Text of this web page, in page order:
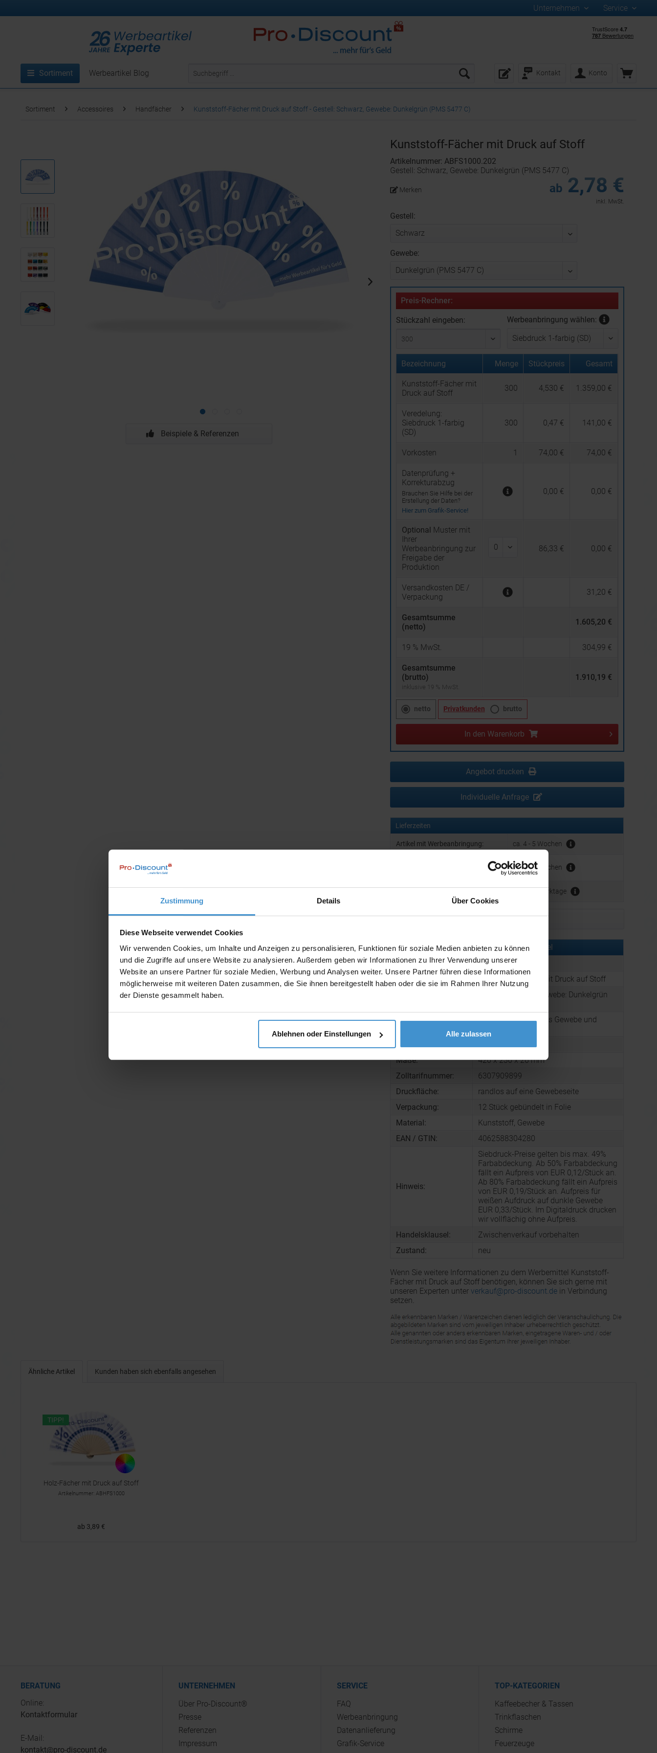
Zustimmung Details Über Cookies
Diese Webseite verwendet Cookies
Wir verwenden Cookies, um Inhalte und Anzeigen zu personalisieren, Funktionen für soziale Medien anbieten zu können
und die Zugriffe auf unsere Website zu analysieren. Außerdem geben wir Informationen zu Ihrer Verwendung unserer
Website an unsere Partner für soziale Medien, Werbung und Analysen weiter. Unsere Partner führen diese Informationen
möglicherweise mit weiteren Daten zusammen, die Sie ihnen bereitgestellt haben oder die sie im Rahmen Ihrer Nutzung
der Dienste gesammelt haben.
Ablehnen oder Einstellungen Alle zulassen
Unternehmen Service
Kontakt Konto
Sortiment Werbeartikel Blog
Sortiment Accessoires Handfächer Kunststoff-Fächer mit Druck auf Stoff - Gestell: Schwarz, Gewebe: Dunkelgrün (PMS 5477 C)
Beispiele & Referenzen
Kunststoff-Fächer mit Druck auf Stoff
Artikelnummer: ABFS1000.202
Gestell: Schwarz, Gewebe: Dunkelgrün (PMS 5477 C)
ab 2,78 €
inkl. MwSt.
Merken
Gestell:
Gewebe:
Preis-Rechner:
Stückzahl eingeben: Werbeanbringung wählen:
Bezeichnung Menge Stückpreis Gesamt
Kunststoff-Fächer mit
Druck auf Stoff
300 4,530 € 1.359,00 €
Veredelung:
Siebdruck 1-farbig
(SD)
300 0,47 € 141,00 €
Vorkosten 1 74,00 € 74,00 €
Datenprüfung +
Korrekturabzug
Brauchen Sie Hilfe bei der
Erstellung der Daten?
Hier zum Grafik-Service!
0,00 € 0,00 €
Optional Muster mit
Ihrer
Werbeanbringung zur
Freigabe der
Produktion
86,33 € 0,00 €
Versandkosten DE /
Verpackung
31,20 €
Gesamtsumme
(netto)
1.605,20 €
19 % MwSt. 304,99 €
Gesamtsumme
(brutto)
inklusive 19 % MwSt.
1.910,19 €
netto Privatkunden brutto
In den Warenkorb
Angebot drucken
Individuelle Anfrage
Lieferzeiten
Artikel mit Werbeanbringung: ca. 4 - 5 Wochen
Muster mit Ihrer Werbeanbringung
ca. 4 - 5 Wochen
ca. 3 - 5 Werktage
Muster bestellen
Produktinformationen zu diesem Werbeartikel
Artikelnummer:
ABFS1000.202
Artikelname:
Kunststoff-Fächer mit Druck auf Stoff
Gestell: Schwarz, Gewebe: Dunkelgrün
Beschreibung:
Logo-Handfächer aus Gewebe und
Gewicht:
Maße:
420 x 230 x 26 mm
Zolltarifnummer:
6307909899
Druckfläche:
randlos auf eine Gewebeseite
Verpackung:
12 Stück gebündelt in Folie
Material:
Kunststoff, Gewebe
EAN / GTIN:
4062588304280
Hinweis:
Siebdruck-Preise gelten bis max. 49%
Farbabdeckung. Ab 50% Farbabdeckung
fällt ein Aufpreis von EUR 0,12/Stück an.
Ab 80% Farbabdeckung fällt ein Aufpreis
von EUR 0,19/Stück an. Aufpreis für
weißen Aufdruck auf dunkle Gewebe
EUR 0,33/Stück. Im Digitaldruck drucken
wir vollflächig ohne Aufpreis.
Handelsklausel:
Zwischenverkauf vorbehalten
Zustand:
neu
Wenn Sie weitere Informationen zu dem Werbemittel Kunststoff-
Fächer mit Druck auf Stoff benötigen, können Sie sich gerne mit
unseren Experten unter verkauf@pro-discount.dein Verbindung
setzen.
Ähnliche Artikel Kunden haben sich ebenfalls angesehen
TIPP!
Holz-Fächer mit Druck auf Stoff
Artikelnummer: ABHFS1000
ab 3,89 €
BERATUNG
Online:
Kontaktformular
E-Mail:
kontakt@pro-discount.de
UNTERNEHMEN
Über Pro-Discount®
Presse
Referenzen
Impressum
SERVICE
FAQ
Werbeanbringung
Datenanlieferung
Grafik-Service
TOP-KATEGORIEN
Kaffeebecher & Tassen
Trinkflaschen
Schirme
Feuerzeuge